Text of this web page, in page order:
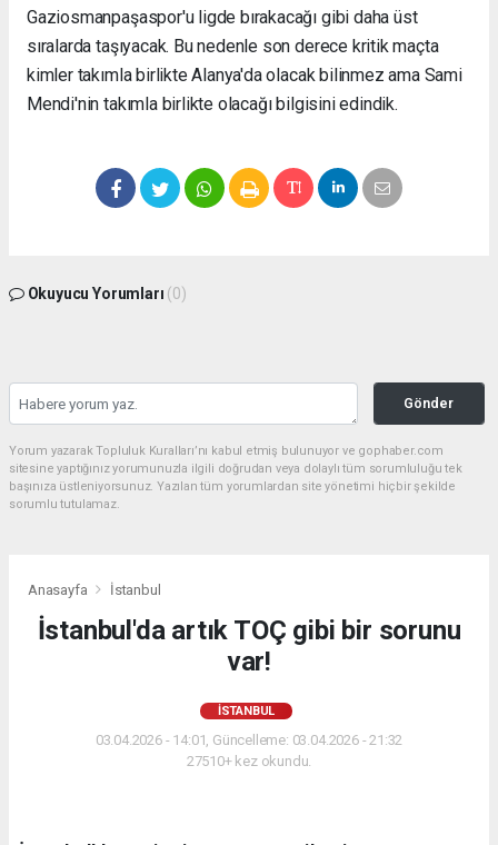
Gaziosmanpaşaspor'u ligde bırakacağı gibi daha üst
sıralarda taşıyacak. Bu nedenle son derece kritik maçta
kimler takımla birlikte Alanya'da olacak bilinmez ama Sami
Mendi'nin takımla birlikte olacağı bilgisini edindik.
Okuyucu Yorumları (0)
Gönder
Yorum yazarak Topluluk Kuralları’nı kabul etmiş bulunuyor ve gophaber.com
sitesine yaptığınız yorumunuzla ilgili doğrudan veya dolaylı tüm sorumluluğu tek
başınıza üstleniyorsunuz. Yazılan tüm yorumlardan site yönetimi hiçbir şekilde
sorumlu tutulamaz.
Anasayfa İstanbul
İstanbul'da artık TOÇ gibi bir sorunu
var!
İSTANBUL
03.04.2026 - 14:01, Güncelleme: 03.04.2026 - 21:32
27510+ kez okundu.